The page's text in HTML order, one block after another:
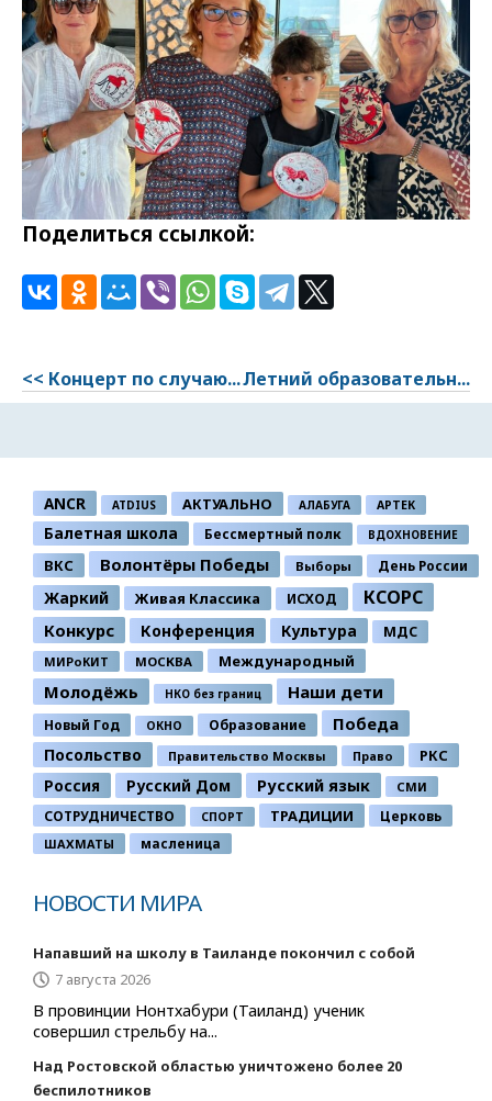
Поделиться ссылкой:
<< Концерт по случаю...Летний образовательн...
ANCR ATDIUS АКТУАЛЬНО АЛАБУГА АРТЕК
Балетная школа Бессмертный полк ВДОХНОВЕНИЕ
ВКС Волонтёры Победы Выборы День России
Жаркий Живая Классика ИСХОД КСОРС
Конкурс Конференция Культура МДС
МИРоКИТ МОСКВА Международный
Молодёжь НКО без границ Наши дети
Новый Год ОКНО Образование Победа
Посольство Правительство Москвы Право РКС
Россия Русский Дом Русский язык СМИ
СОТРУДНИЧЕСТВО СПОРТ ТРАДИЦИИ Церковь
ШАХМАТЫ масленица
НОВОСТИ МИРА
Напавший на школу в Таиланде покончил с собой
7 августа 2026
В провинции Нонтхабури (Таиланд) ученик
совершил стрельбу на...
Над Ростовской областью уничтожено более 20
беспилотников